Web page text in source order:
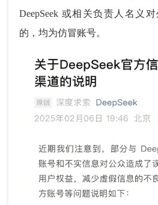
DeepSeek 或相关负责人名义
的，均为仿冒账号。